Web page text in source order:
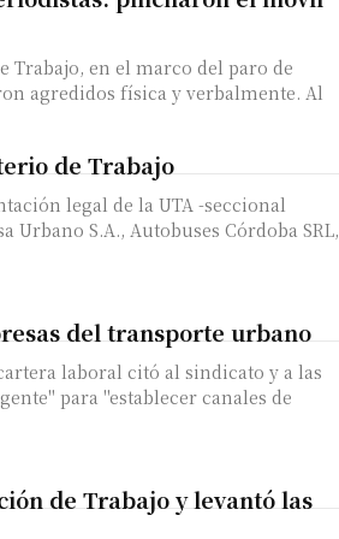
Trabajo, en el marco del paro de
agredidos física y verbalmente. Al
de Trabajo
legal de la UTA -seccional
Urbano S.A., Autobuses Córdoba SRL,
del transporte urbano
laboral citó al sindicato y a las
para "establecer canales de
de Trabajo y levantó las